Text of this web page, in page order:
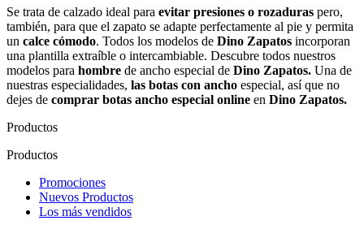
Se trata de calzado ideal para evitar presiones o rozaduras pero,
también, para que el zapato se adapte perfectamente al pie y permita
un calce cómodo. Todos los modelos de Dino Zapatos incorporan
una plantilla extraíble o intercambiable. Descubre todos nuestros
modelos para hombre de ancho especial de Dino Zapatos. Una de
nuestras especialidades, las botas con ancho especial, así que no
dejes de comprar botas ancho especial online en Dino Zapatos.
Productos
Productos
Promociones
Nuevos Productos
Los más vendidos